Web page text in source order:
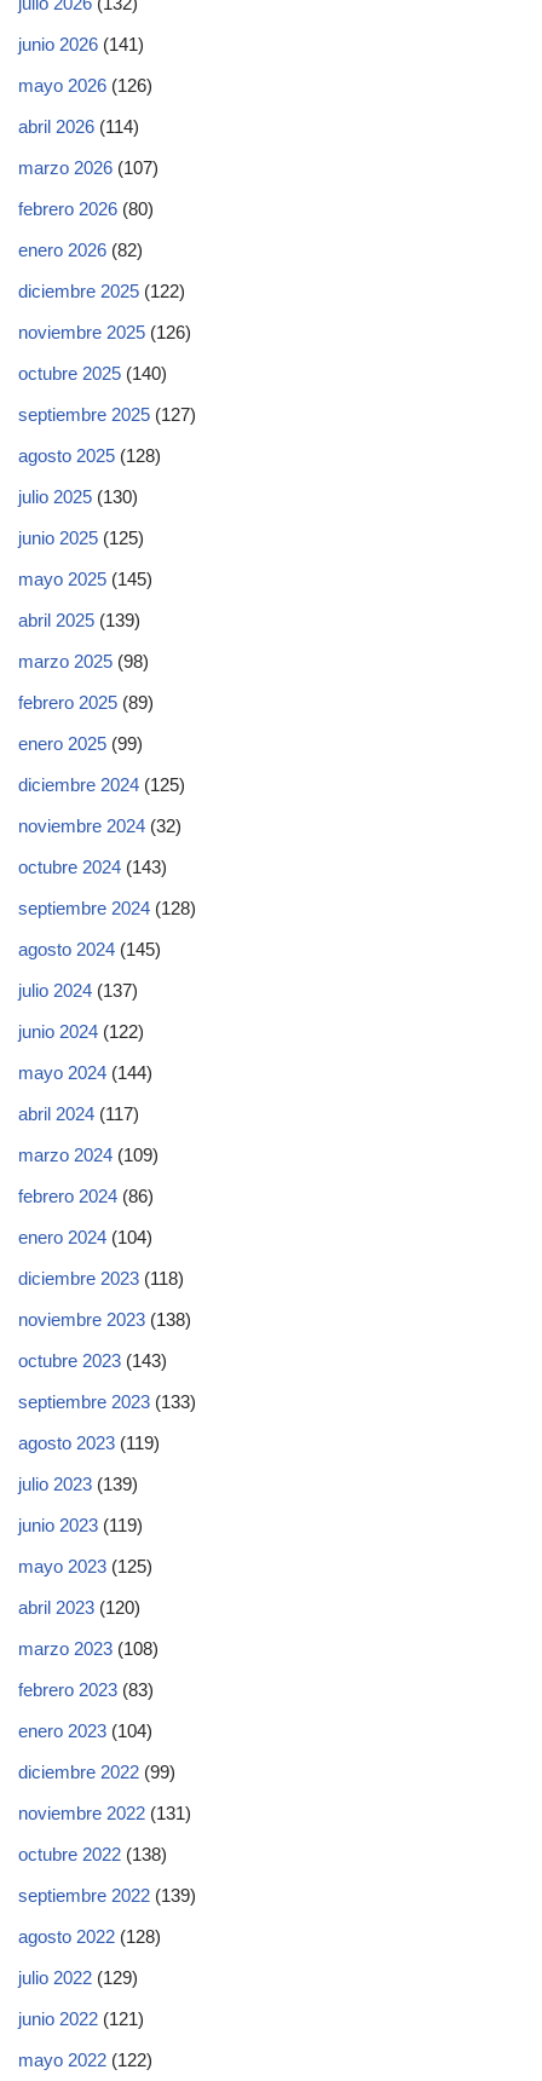
junio 2026 (141)
mayo 2026 (126)
abril 2026 (114)
marzo 2026 (107)
febrero 2026 (80)
enero 2026 (82)
diciembre 2025 (122)
noviembre 2025 (126)
octubre 2025 (140)
septiembre 2025 (127)
agosto 2025 (128)
julio 2025 (130)
junio 2025 (125)
mayo 2025 (145)
abril 2025 (139)
marzo 2025 (98)
febrero 2025 (89)
enero 2025 (99)
diciembre 2024 (125)
noviembre 2024 (32)
octubre 2024 (143)
septiembre 2024 (128)
agosto 2024 (145)
julio 2024 (137)
junio 2024 (122)
mayo 2024 (144)
abril 2024 (117)
marzo 2024 (109)
febrero 2024 (86)
enero 2024 (104)
diciembre 2023 (118)
noviembre 2023 (138)
octubre 2023 (143)
septiembre 2023 (133)
agosto 2023 (119)
julio 2023 (139)
junio 2023 (119)
mayo 2023 (125)
abril 2023 (120)
marzo 2023 (108)
febrero 2023 (83)
enero 2023 (104)
diciembre 2022 (99)
noviembre 2022 (131)
octubre 2022 (138)
septiembre 2022 (139)
agosto 2022 (128)
julio 2022 (129)
junio 2022 (121)
mayo 2022 (122)